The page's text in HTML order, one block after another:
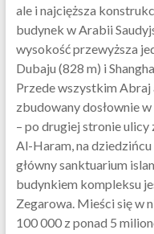
ale i najcięższa
budynek w Arabii
wysokość przewyższa
Dubaju (828 m) i
Przede wszystkim Abraj
zbudowany dosłownie
– po drugiej stronie ulicy
Al-Haram, na
główny sanktuarium
budynkiem kompleksu
Zegarowa. Mieści się w
100 000 z ponad 5